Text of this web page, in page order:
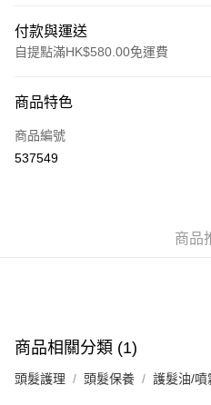
付款與運送
自提點滿HK$580.00免運費
信用卡
Apple Pay
相關說明
銀行匯款 請將存款存到以下銀行帳戶
eshop@colourmix-cosmetics.com** **
送貨方式
商品特色
商品編號
537549
商品
商品相關分類 (1)
頭髮護理 頭髮保養 護髮油/噴